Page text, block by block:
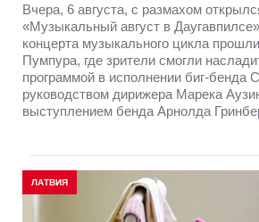
Вчера, 6 августа, с размахом
«Музыкальный август в
концерта музыкального цикла
Пумпура, где зрители смогли
программой в исполнении биг-бенда
руководством дирижера Марека
выступлением бенда Арнолда
ЛАТВИЯ